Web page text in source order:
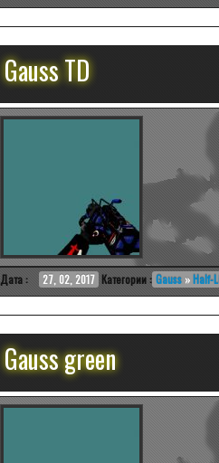
Gauss TD
Дата : 27, 02, 2017 Категории : Gauss »Half-
Gauss green